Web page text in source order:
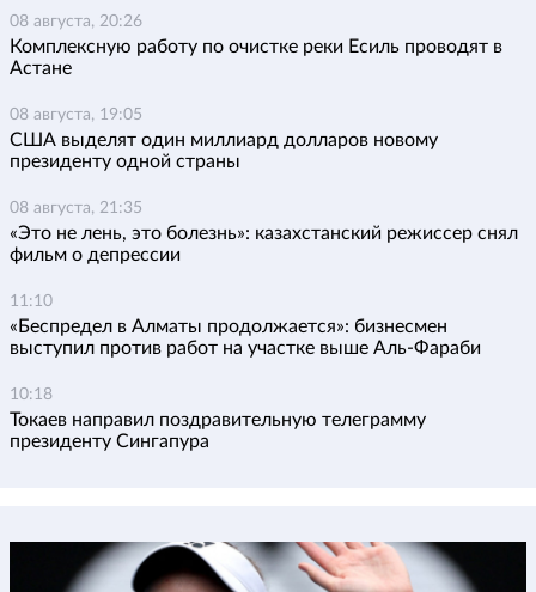
08 августа, 20:26
Комплексную работу по очистке реки Есиль проводят в
Астане
08 августа, 19:05
США выделят один миллиард долларов новому
президенту одной страны
08 августа, 21:35
«Это не лень, это болезнь»: казахстанский режиссер снял
фильм о депрессии
11:10
«Беспредел в Алматы продолжается»: бизнесмен
выступил против работ на участке выше Аль-Фараби
10:18
Токаев направил поздравительную телеграмму
президенту Сингапура